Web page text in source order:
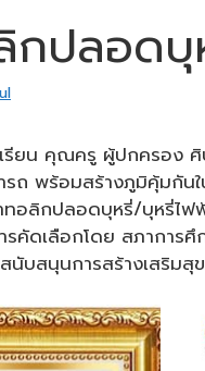
กปลอด
รียน คุณครู ผู้ปกครอง
รถ พร้อมสร้างภูมิคุ้มกัน
ทอลิกปลอดบุหรี่/บุหรี่ไ
รคัดเลือกโดย สภากา
บสนุนการสร้างเสริมสุ